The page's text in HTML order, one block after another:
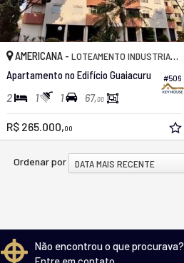
#506
AMERICANA - LOTEAMENTO INDUSTRIAL MACHADINHO
Apartamento no Edifício Guaiacuru
2 1 1 67,00
R$ 265.000,00
Ordenar por DATA MAIS RECENTE
Não encontrou o que procurava?